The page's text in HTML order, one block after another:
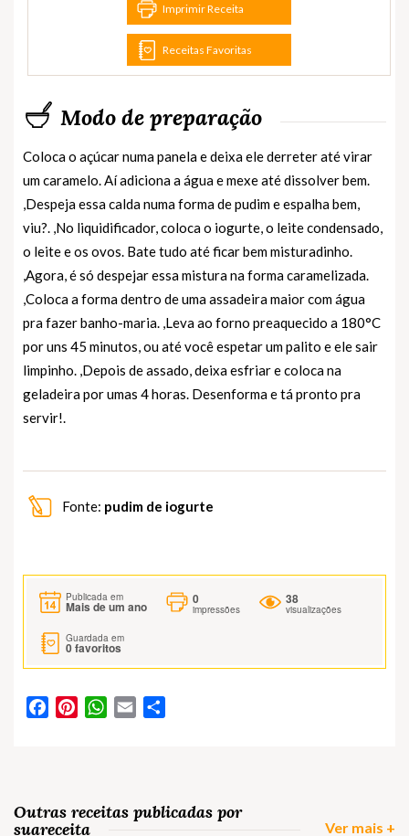
Imprimir Receita
Receitas Favoritas
Modo de preparação
Coloca o açúcar numa panela e deixa ele derreter até virar
um caramelo. Aí adiciona a água e mexe até dissolver bem.
,Despeja essa calda numa forma de pudim e espalha bem,
viu?. ,No liquidificador, coloca o iogurte, o leite condensado,
o leite e os ovos. Bate tudo até ficar bem misturadinho.
,Agora, é só despejar essa mistura na forma caramelizada.
,Coloca a forma dentro de uma assadeira maior com água
pra fazer banho-maria. ,Leva ao forno preaquecido a 180°C
por uns 45 minutos, ou até você espetar um palito e ele sair
limpinho. ,Depois de assado, deixa esfriar e coloca na
geladeira por umas 4 horas. Desenforma e tá pronto pra
servir!.
Fonte: pudim de iogurte
Publicada em
Mais de um ano
0
impressões
38
visualizações
Guardada em
0favoritos
FacebookPinterestWhatsApp
Email
Outras receitas publicadas por
suareceita
Ver mais +